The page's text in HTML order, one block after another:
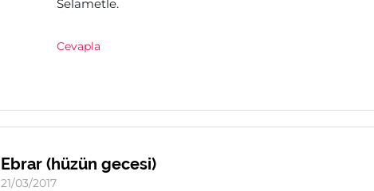
Selametle.
Cevapla
Ebrar (hüzün gecesi)
21/03/2017